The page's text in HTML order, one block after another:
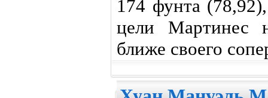
174 фунта
цели Мартинес
ближе своего